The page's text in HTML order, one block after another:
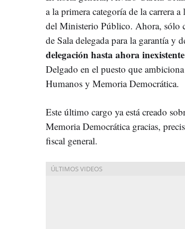
a la primera categoría de la carrera
del Ministerio Público. Ahora, sólo
de Sala delegada para la garantía y
delegación hasta ahora inexistente
Delgado en el puesto que
Humanos y Memoria Democrática.
Este último cargo ya está creado
Memoria Democrática gracias,
fiscal general.